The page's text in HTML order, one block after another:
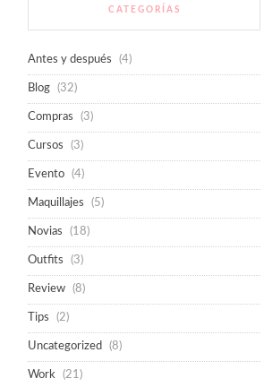
CATEGORÍAS
Antes y después (4)
Blog (32)
Compras (3)
Cursos (3)
Evento (4)
Maquillajes (5)
Novias (18)
Outfits (3)
Review (8)
Tips (2)
Uncategorized (8)
Work (21)